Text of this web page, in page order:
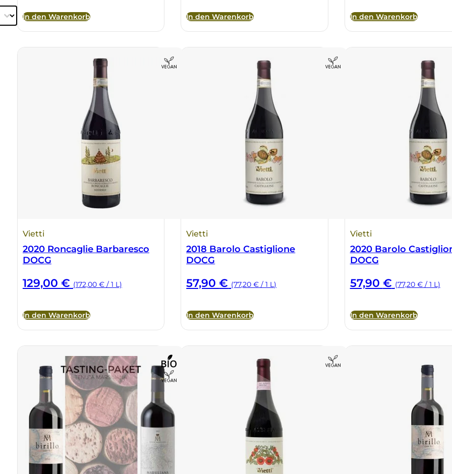
In den Warenkorb In den Warenkorb In den Warenkorb
Vietti
2020 Roncaglie Barbaresco
DOCG
129,00 € (172,00 € / 1 L)
In den Warenkorb
Vietti
2018 Barolo Castiglione
DOCG
57,90€ (77,20 € / 1 L)
In den Warenkorb
Vietti
2020 Barolo
DOCG
57,90 € (77,20 € / 1 L)
In den Warenkorb